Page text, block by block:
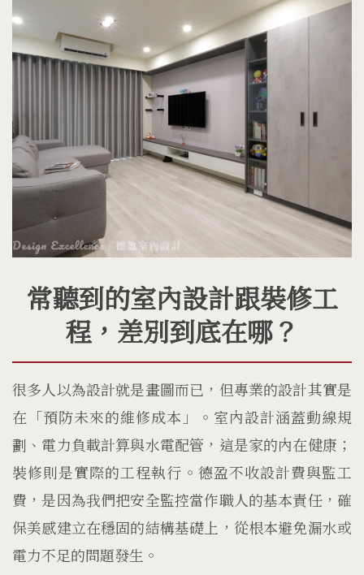
常聽到的室內設計跟裝修工
程，差別到底在哪？
很多人以為設計就是畫圖而已，但專業的設計其實是
在「預防未來的維修成本」。室內設計涵蓋動線規
劃、電力負載計算與水電配管，這是家的內在健康；
裝修則是實際的工程執行。德盈不收設計費與監工
費，是因為我們把安全監控當作職人的基本責任，確
保美感建立在穩固的結構基礎上，從根本避免漏水或
電力不足的問題發生。